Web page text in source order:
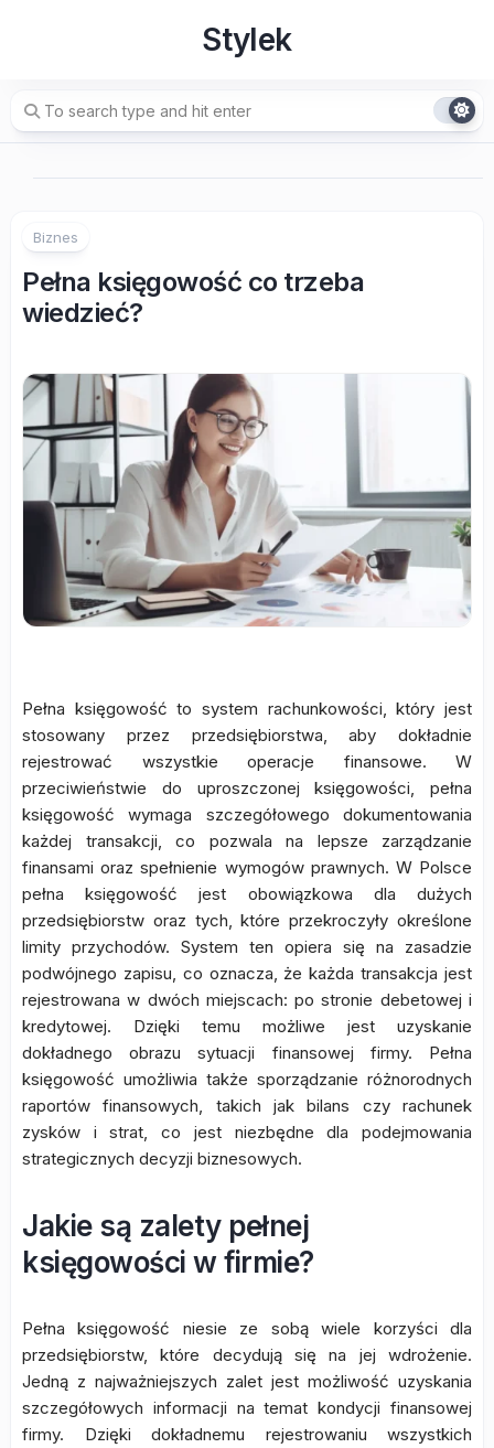
Stylek
Biznes
Pełna księgowość co trzeba
wiedzieć?
Pełna księgowość to system rachunkowości, który jest
stosowany przez przedsiębiorstwa, aby dokładnie
rejestrować wszystkie operacje finansowe. W
przeciwieństwie do uproszczonej księgowości, pełna
księgowość wymaga szczegółowego dokumentowania
każdej transakcji, co pozwala na lepsze zarządzanie
finansami oraz spełnienie wymogów prawnych. W Polsce
pełna księgowość jest obowiązkowa dla dużych
przedsiębiorstw oraz tych, które przekroczyły określone
limity przychodów. System ten opiera się na zasadzie
podwójnego zapisu, co oznacza, że każda transakcja jest
rejestrowana w dwóch miejscach: po stronie debetowej i
kredytowej. Dzięki temu możliwe jest uzyskanie
dokładnego obrazu sytuacji finansowej firmy. Pełna
księgowość umożliwia także sporządzanie różnorodnych
raportów finansowych, takich jak bilans czy rachunek
zysków i strat, co jest niezbędne dla podejmowania
strategicznych decyzji biznesowych.
Jakie są zalety pełnej
księgowości w firmie?
Pełna księgowość niesie ze sobą wiele korzyści dla
przedsiębiorstw, które decydują się na jej wdrożenie.
Jedną z najważniejszych zalet jest możliwość uzyskania
szczegółowych informacji na temat kondycji finansowej
firmy. Dzięki dokładnemu rejestrowaniu wszystkich